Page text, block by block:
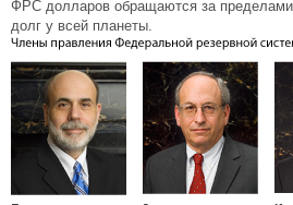
ФРС долларов обращаются за
долг у всей планеты.